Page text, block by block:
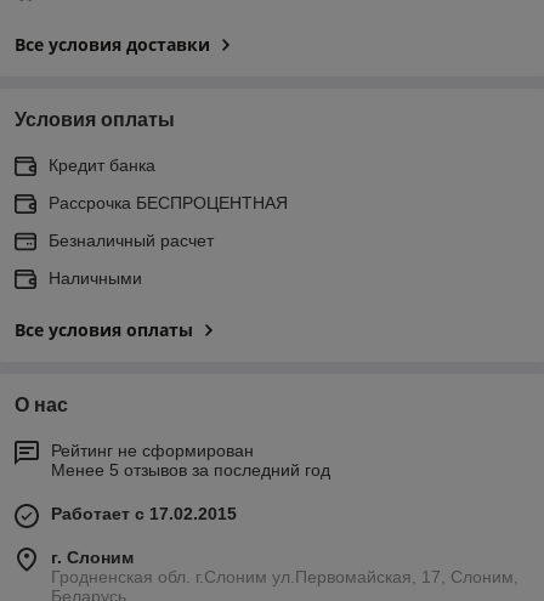
Все условия доставки
Условия оплаты
Кредит банка
Рассрочка БЕСПРОЦЕНТНАЯ
Безналичный расчет
Наличными
Все условия оплаты
О нас
Рейтинг не сформирован
Менее 5 отзывов за последний год
Работает с 17.02.2015
г. Слоним
Гродненская обл. г.Слоним ул.Первомайская, 17, Слоним,
Беларусь